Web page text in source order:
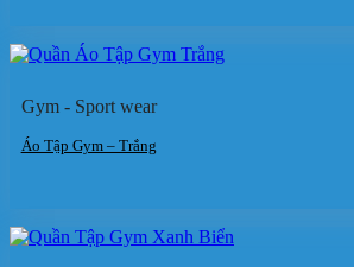
Gym - Sport wear
Áo Tập Gym – Trắng